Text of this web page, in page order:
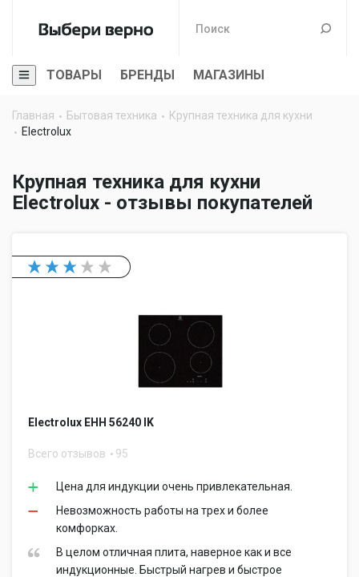
ТОВАРЫ БРЕНДЫ МАГАЗИНЫ
Главная Бытовая техника
Крупная техника для кухни
Electrolux
Крупная техника для кухни
Electrolux - отзывы покупателей
Electrolux EHH 56240 IK
Всего отзывов 95
Цена для индукции очень привлекательная.
Невозможность работы на трех и более
комфорках.
В целом отличная плита, наверное как и все
индукционные. Быстрый нагрев и быстрое